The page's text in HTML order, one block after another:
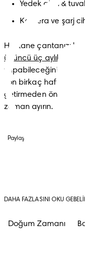
Yedek giysi &
Kamera ve şarj
Hastane çantanızı
üçüncü üç aylık
yapabileceğiniz daha
son birkaç
getirmeden önce
zaman ayırın.
Paylaş
DAHA FAZLASINI OKU
Doğum Zamanı